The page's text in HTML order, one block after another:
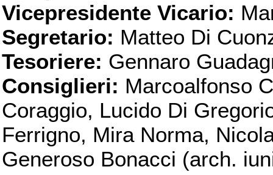
Vicepresidente Vicario:
Segretario: Matteo Di
Tesoriere: Gennaro
Consiglieri: Marcoalfonso
Coraggio, Lucido Di
Ferrigno, Mira Norma,
Generoso Bonacci (arch.